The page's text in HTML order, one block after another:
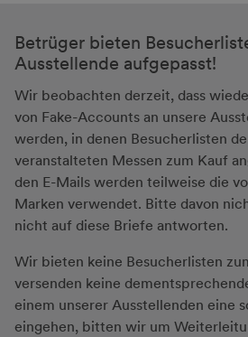
Betrüger bieten
Ausstellende aufgepasst!
Wir beobachten derzeit, dass
von Fake-Accounts an unsere
werden, in denen Besucherlisten
veranstalteten Messen zum Kauf
den E-Mails werden teilweise die
Marken verwendet. Bitte davon
nicht auf diese Briefe antworten.
Wir bieten keine Besucherlisten
versenden keine
einem unserer Ausstellenden eine
eingehen, bitten wir um